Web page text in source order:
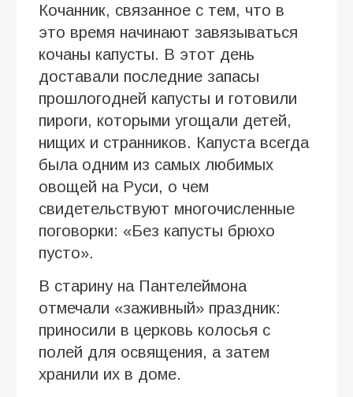
Кочанник, связанное с тем, что в
это время начинают завязываться
кочаны капусты. В этот день
доставали последние запасы
прошлогодней капусты и готовили
пироги, которыми угощали детей,
нищих и странников. Капуста всегда
была одним из самых любимых
овощей на Руси, о чем
свидетельствуют многочисленные
поговорки: «Без капусты брюхо
пусто».
В старину на Пантелеймона
отмечали «заживный» праздник:
приносили в церковь колосья с
полей для освящения, а затем
хранили их в доме.